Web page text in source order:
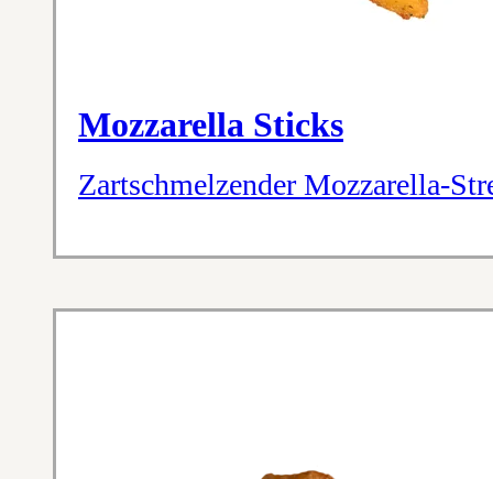
Mozzarella Sticks
Zartschmelzender Mozzarella-